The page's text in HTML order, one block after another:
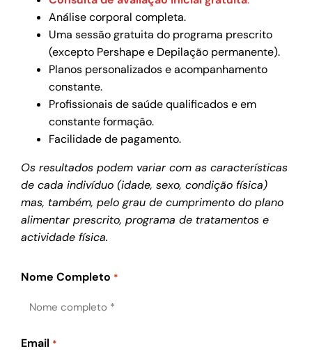
Análise corporal completa.
Uma sessão gratuita do programa prescrito
(excepto Pershape e Depilação permanente).
Planos personalizados e acompanhamento
constante.
Profissionais de saúde qualificados e em
constante formação.
Facilidade de pagamento.
Os resultados podem variar com as características
de cada indivíduo (idade, sexo, condição física)
mas, também, pelo grau de cumprimento do plano
alimentar prescrito, programa de tratamentos e
actividade física.
Nome Completo *
Email *